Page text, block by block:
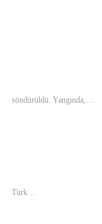
söndürüldü. Yangında,…
Türk…